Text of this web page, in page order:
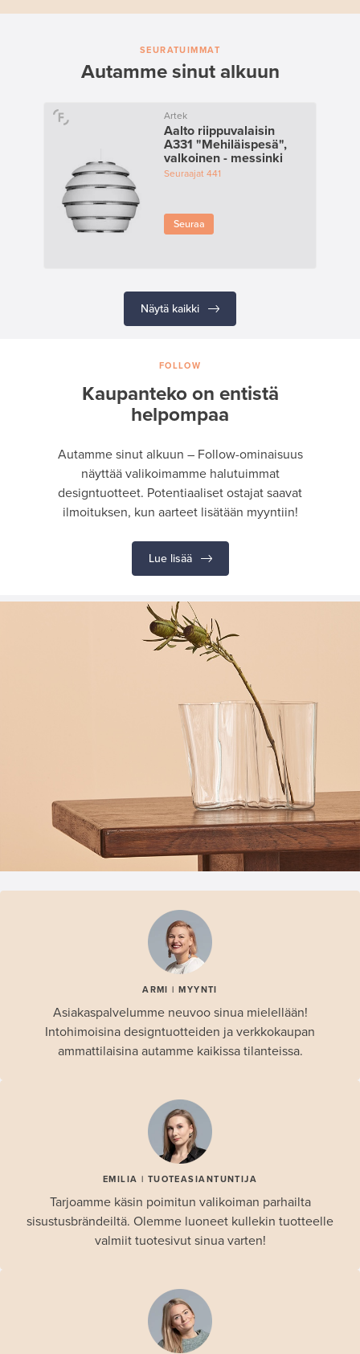
SEURATUIMMAT
Autamme sinut alkuun
Artek
Aalto riippuvalaisin
A331 "Mehiläispesä",
valkoinen - messinki
Seuraajat441
Seuraa
Näytä kaikki
FOLLOW
Kaupanteko on entistä
helpompaa
Autamme sinut alkuun – Follow-ominaisuus
näyttää valikoimamme halutuimmat
designtuotteet. Potentiaaliset ostajat saavat
ilmoituksen, kun aarteet lisätään myyntiin!
Lue lisää
ARMI | MYYNTI
Asiakaspalvelumme neuvoo sinua mielellään!
Intohimoisina designtuotteiden ja verkkokaupan
ammattilaisina autamme kaikissa tilanteissa.
EMILIA | TUOTEASIANTUNTIJA
Tarjoamme käsin poimitun valikoiman parhailta
sisustusbrändeiltä. Olemme luoneet kullekin tuotteelle
valmiit tuotesivut sinua varten!